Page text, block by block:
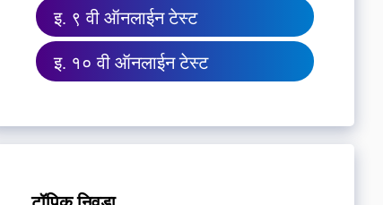
इ. ९ वी ऑनलाईन टेस्ट
इ. १० वी ऑनलाईन टेस्ट